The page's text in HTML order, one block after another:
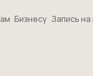
Запись на
Бизнесу